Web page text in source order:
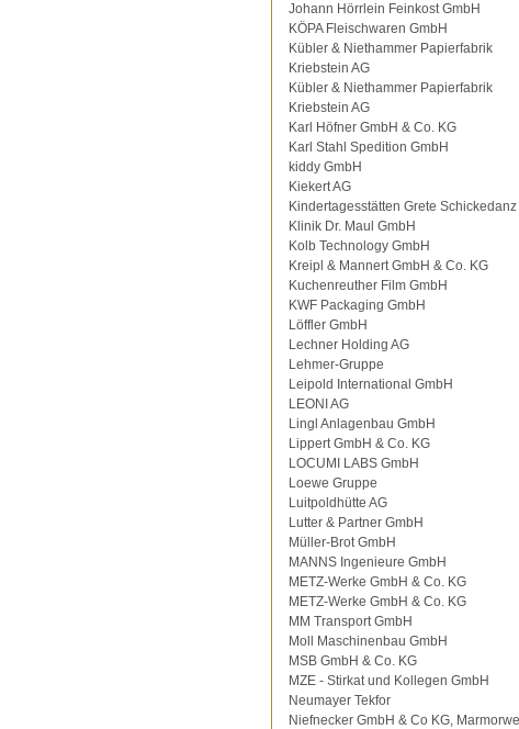
Johann Hörrlein Feinkost GmbH
KÖPA Fleischwaren GmbH
Kübler & Niethammer Papierfabrik
Kriebstein AG
Kübler & Niethammer Papierfabrik
Kriebstein AG
Karl Höfner GmbH & Co. KG
Karl Stahl Spedition GmbH
kiddy GmbH
Kiekert AG
Kindertagesstätten Grete Schickedanz
Klinik Dr. Maul GmbH
Kolb Technology GmbH
Kreipl & Mannert GmbH & Co. KG
Kuchenreuther Film GmbH
KWF Packaging GmbH
Löffler GmbH
Lechner Holding AG
Lehmer-Gruppe
Leipold International GmbH
LEONI AG
Lingl Anlagenbau GmbH
Lippert GmbH & Co. KG
LOCUMI LABS GmbH
Loewe Gruppe
Luitpoldhütte AG
Lutter & Partner GmbH
Müller-Brot GmbH
MANNS Ingenieure GmbH
METZ-Werke GmbH & Co. KG
METZ-Werke GmbH & Co. KG
MM Transport GmbH
Moll Maschinenbau GmbH
MSB GmbH & Co. KG
MZE - Stirkat und Kollegen GmbH
Neumayer Tekfor
Niefnecker GmbH & Co KG,